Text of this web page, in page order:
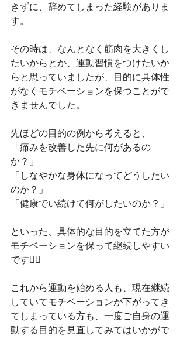
きずに、辞めてしまった経験がありま
す。
その時は、なんとなく筋肉を大きくし
たいからとか、運動習慣をつけたいか
らと思っていましたが、目的に具体性
がなくモチベーションを保つことがで
きませんでした。
先ほどの目的の例から考えると、
「痛みを改善した先に何があるの
か？」
「しなやかな身体になってどうしたい
のか？」
「健康でい続けて何がしたいのか？」
といった、具体的な目的を立てた方が
モチベーションを保って継続しやすい
です🙆‍♂️
これから運動を始める人も、現在継続
していてモチベーションが下がってき
てしまっている方も、一度ご自身の運
動する目的を見直してみてはいかがで